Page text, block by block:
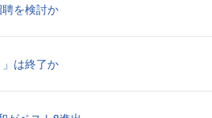
を検討か
は終了か